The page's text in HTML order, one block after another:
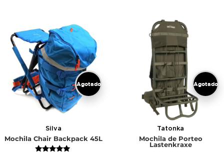
Agotado
Silva
Mochila Chair Backpack 45L
Agotado
Tatonka
Mochila de Porteo
Lastenkraxe